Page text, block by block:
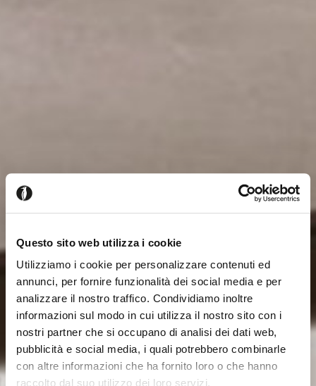
Questo sito web utilizza i cookie
Utilizziamo i cookie per personalizzare contenuti ed
annunci, per fornire funzionalità dei social media e per
analizzare il nostro traffico. Condividiamo inoltre
informazioni sul modo in cui utilizza il nostro sito con i
nostri partner che si occupano di analisi dei dati web,
pubblicità e social media, i quali potrebbero combinarle
con altre informazioni che ha fornito loro o che hanno
raccolto dal suo utilizzo dei loro servizi.